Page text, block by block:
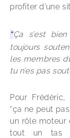
profiter d’une
“Ça s’est
toujours
les membres
tu n’es pas
Pour Frédéric,
“ça ne peut
un rôle moteur
tout un tas